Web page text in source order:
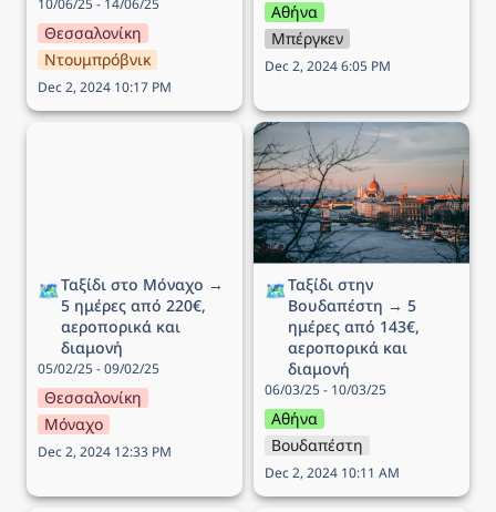
10/06/25 - 14/06/25
Θεσσαλονίκη
Ντουμπρόβνικ
Dec 2, 2024 10:17 PM
Αθήνα
Μπέργκεν
Dec 2, 2024 6:05 PM
🗺️Ταξίδι στο Μόναχο →
5 ημέρες από 220€,
αεροπορικά και
διαμονή
05/02/25 - 09/02/25
Θεσσαλονίκη
Μόναχο
Dec 2, 2024 12:33 PM
Ταξίδι στην Βουδαπέστη
→ 5 ημέρες από 143€,
αεροπορικά και διαμονή
🗺️Ταξίδι στην
Βουδαπέστη → 5
ημέρες από 143€,
αεροπορικά και
διαμονή
06/03/25 - 10/03/25
Αθήνα
Βουδαπέστη
Dec 2, 2024 10:11 AM